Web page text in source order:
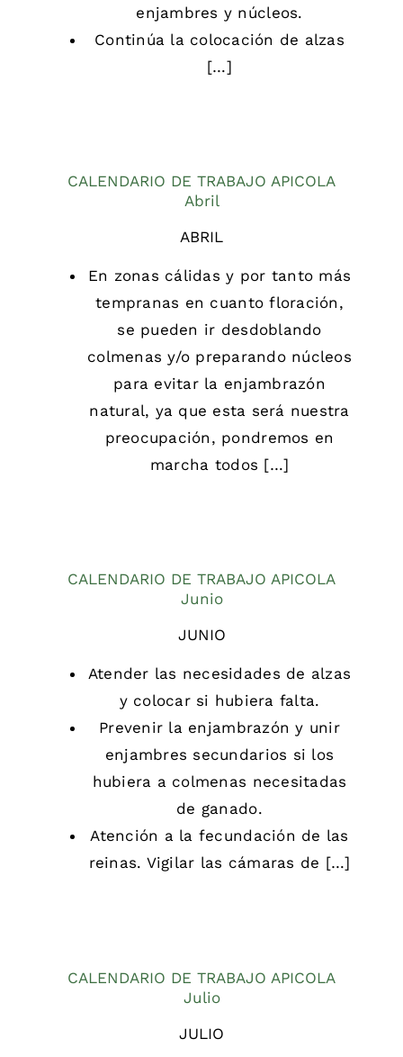
enjambres y núcleos.
Continúa la colocación de alzas
[…]
CALENDARIO DE TRABAJO APICOLA
Abril
ABRIL
En zonas cálidas y por tanto más
tempranas en cuanto floración,
se pueden ir desdoblando
colmenas y/o preparando núcleos
para evitar la enjambrazón
natural, ya que esta será nuestra
preocupación, pondremos en
marcha todos […]
CALENDARIO DE TRABAJO APICOLA
Junio
JUNIO
Atender las necesidades de alzas
y colocar si hubiera falta.
Prevenir la enjambrazón y unir
enjambres secundarios si los
hubiera a colmenas necesitadas
de ganado.
Atención a la fecundación de las
reinas. Vigilar las cámaras de […]
CALENDARIO DE TRABAJO APICOLA
Julio
JULIO